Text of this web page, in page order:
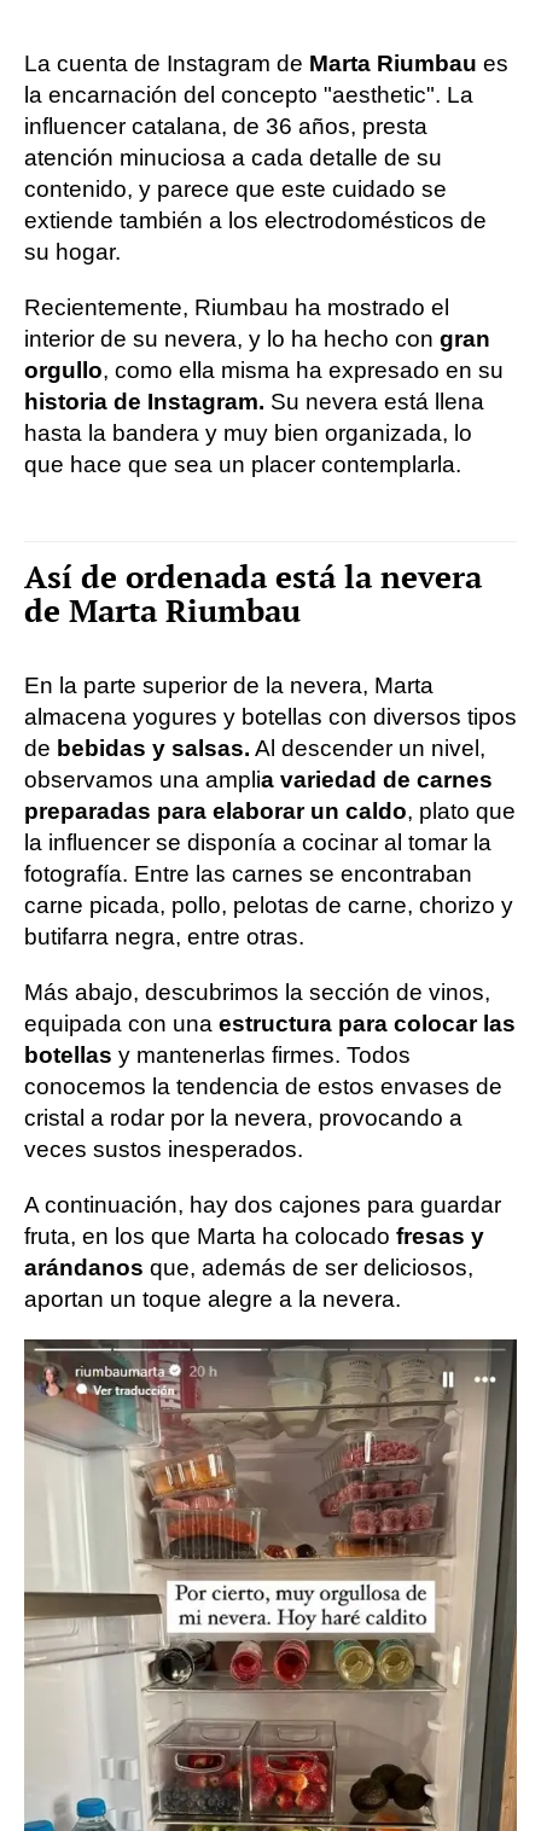
La cuenta de Instagram de Marta Riumbau es
la encarnación del concepto "aesthetic". La
influencer catalana, de 36 años, presta
atención minuciosa a cada detalle de su
contenido, y parece que este cuidado se
extiende también a los electrodomésticos de
su hogar.
Recientemente, Riumbau ha mostrado el
interior de su nevera, y lo ha hecho con gran
orgullo, como ella misma ha expresado en su
historia de Instagram. Su nevera está llena
hasta la bandera y muy bien organizada, lo
que hace que sea un placer contemplarla.
Así de ordenada está la nevera
de Marta Riumbau
En la parte superior de la nevera, Marta
almacena yogures y botellas con diversos tipos
de bebidas y salsas. Al descender un nivel,
observamos una amplia variedad de carnes
preparadas para elaborar un caldo, plato que
la influencer se disponía a cocinar al tomar la
fotografía. Entre las carnes se encontraban
carne picada, pollo, pelotas de carne, chorizo y
butifarra negra, entre otras.
Más abajo, descubrimos la sección de vinos,
equipada con una estructura para colocar las
botellas y mantenerlas firmes. Todos
conocemos la tendencia de estos envases de
cristal a rodar por la nevera, provocando a
veces sustos inesperados.
A continuación, hay dos cajones para guardar
fruta, en los que Marta ha colocado fresas y
arándanos que, además de ser deliciosos,
aportan un toque alegre a la nevera.